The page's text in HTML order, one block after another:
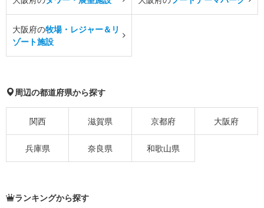
大阪府の牧場・レジャー＆リ
ゾート施設
周辺の都道府県から探す
関西 滋賀県 京都府 大阪府
兵庫県 奈良県 和歌山県
ランキングから探す